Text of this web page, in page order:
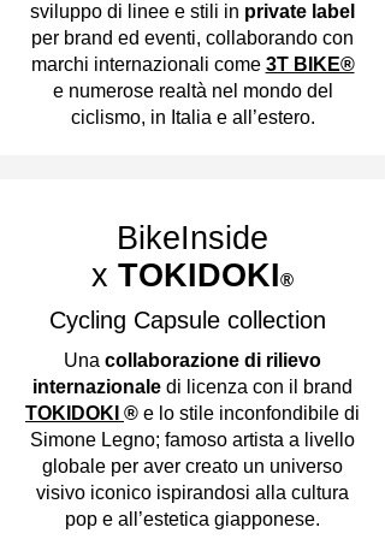
sviluppo di linee e stili in private label
per brand ed eventi, collaborando con
marchi internazionali come 3T BIKE®
e numerose realtà nel mondo del
ciclismo, in Italia e all’estero.
BikeInside
x TOKIDOKI®
Cycling Capsule collection
Una collaborazione di rilievo
internazionale di licenza con il brand
TOKIDOKI ® e lo stile inconfondibile di
Simone Legno; famoso artista a livello
globale per aver creato un universo
visivo iconico ispirandosi alla cultura
pop e all’estetica giapponese.